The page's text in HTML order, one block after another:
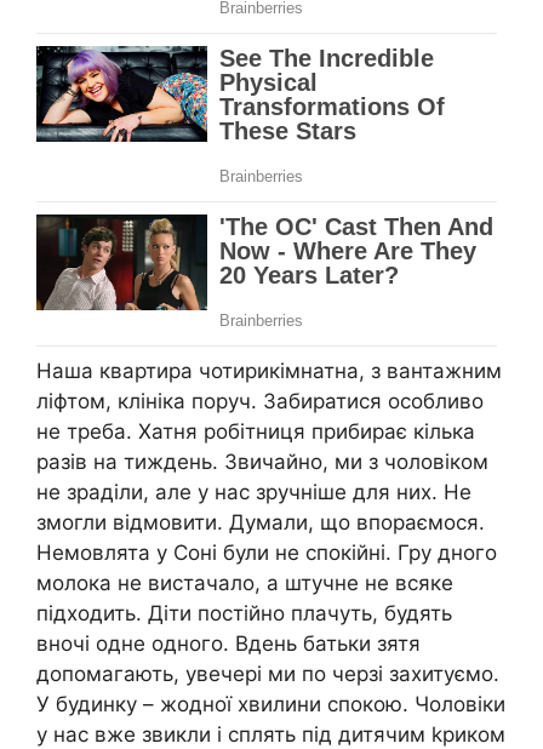
Наша квартира чотирикімнатна, з вантажним
ліфтом, клініка поруч. Забиратися особливо
не треба. Хатня робітниця прибирає кілька
разів на тиждень. Звичайно, ми з чоловіком
не зраділи, але у нас зручніше для них. Не
змогли відмовити. Думали, що впораємося.
Немовлята у Соні були не спокійні. Гру дного
молока не вистачало, а штучне не всяке
підходить. Діти постійно плачуть, будять
вночі одне одного. Вдень батьки зятя
допомагають, увечері ми по черзі захитуємо.
У будинку – жодної хвилини спокою. Чоловіки
у нас вже звикли і сплять під дитячим kриком